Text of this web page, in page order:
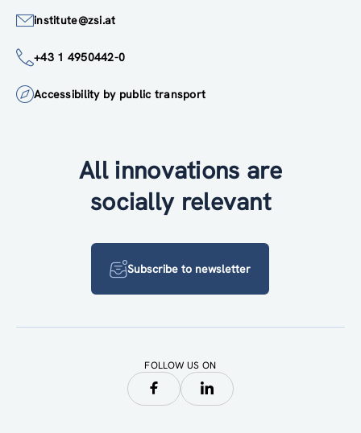
institute@zsi.at
+43 1 4950442-0
Accessibility by public transport
All innovations are
socially relevant
Subscribe to newsletter
FOLLOW US ON